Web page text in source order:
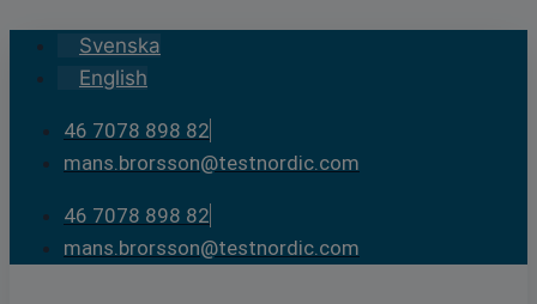
Skip
content
Svenska
English
46 7078 898 82
mans.brorsson@testnordic.com
46 7078 898 82
mans.brorsson@testnordic.com